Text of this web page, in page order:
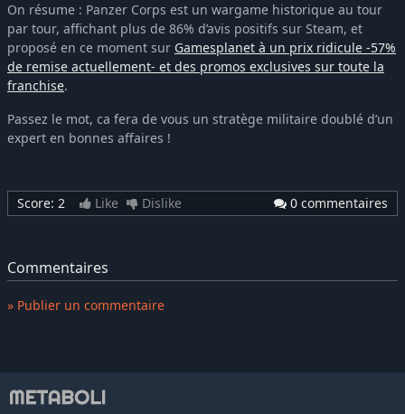
On résume : Panzer Corps est un wargame historique au tour
par tour, affichant plus de 86% d’avis positifs sur Steam, et
proposé en ce moment sur Gamesplanet à un prix ridicule -57%
de remise actuellement- et des promos exclusives sur toute la
franchise.
Passez le mot, ca fera de vous un stratège militaire doublé d’un
expert en bonnes affaires !
Score: 2 Like Dislike 0 commentaires
Commentaires
» Publier un commentaire